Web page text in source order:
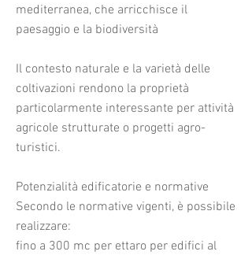
mediterranea, che arricchisce il
paesaggio e la biodiversità
Il contesto naturale e la varietà delle
coltivazioni rendono la proprietà
particolarmente interessante per attività
agricole strutturate o progetti agro-
turistici.
Potenzialità edificatorie e normative
Secondo le normative vigenti, è possibile
realizzare:
fino a 300 mc per ettaro per edifici al